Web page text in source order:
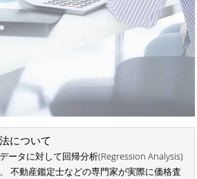
について
ータに対して回帰分析(Regression Analysis)
不動産鑑定士などの専門家が実際に価格査